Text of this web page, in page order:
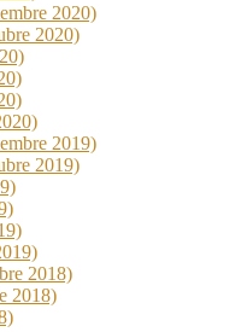
2018)
2018)
2019)
2019)
2020)
2020)